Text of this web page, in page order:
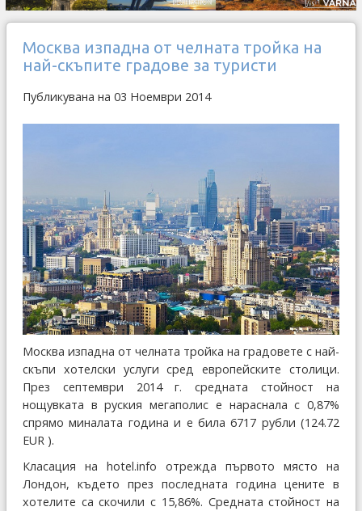
Москва изпадна от челната тройка на
най-скъпите градове за туристи
Публикувана на 03 Ноември 2014
Москва изпадна от челната тройка на градовете с най-
скъпи хотелски услуги сред европейските столици.
През септември 2014 г. средната стойност на
нощувката в руския мегаполис е нараснала с 0,87%
спрямо миналата година и е била 6717 рубли (124.72
EUR ).
Класация на hotel.info отрежда първото място на
Лондон, където през последната година цените в
хотелите са скочили с 15,86%. Средната стойност на